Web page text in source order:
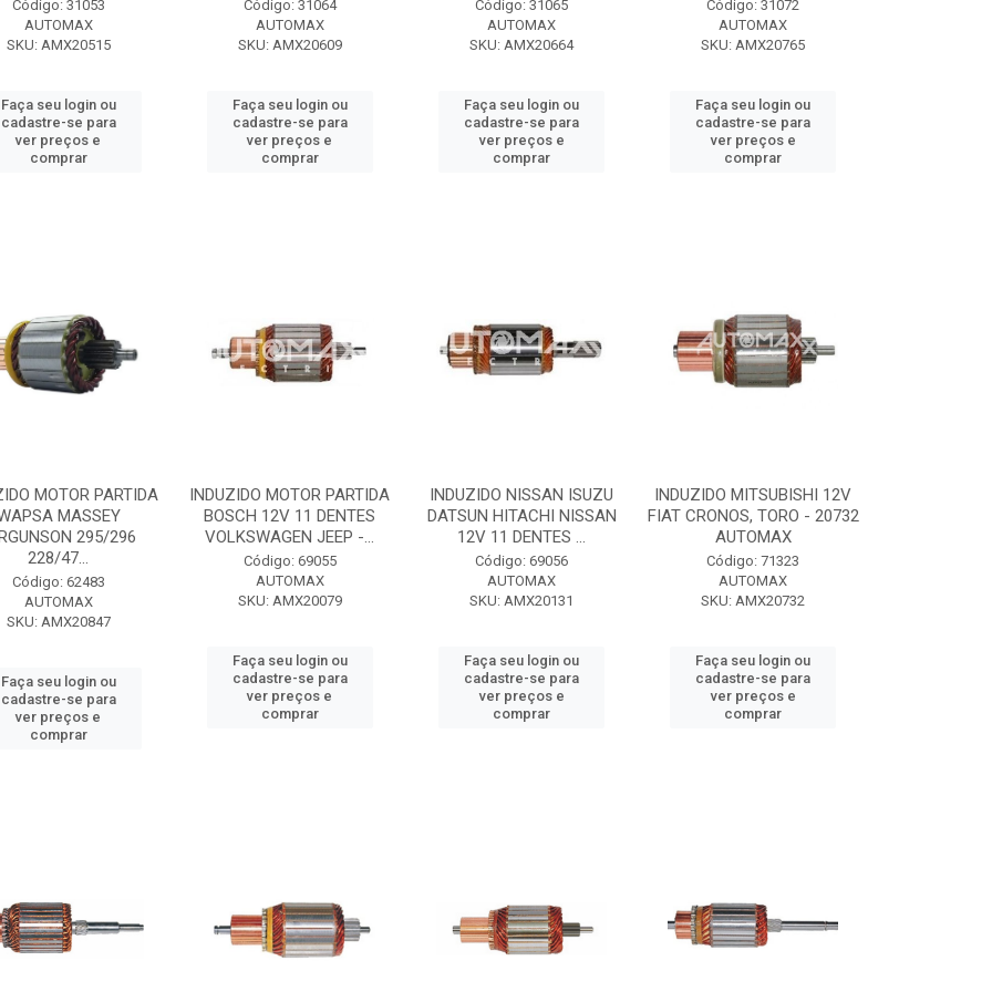
Código: 31053
AUTOMAX
SKU: AMX20515
Faça seu login ou
cadastre-se para
ver preços e
comprar
Código: 31064
AUTOMAX
SKU: AMX20609
Faça seu login ou
cadastre-se para
ver preços e
comprar
Código: 31065
AUTOMAX
SKU: AMX20664
Faça seu login ou
cadastre-se para
ver preços e
comprar
Código: 31072
AUTOMAX
SKU: AMX20765
Faça seu login ou
cadastre-se para
ver preços e
comprar
MOTOR PARTIDA
MASSEY
295/296
228/47...
Código: 62483
AUTOMAX
SKU: AMX20847
Faça seu login ou
cadastre-se para
ver preços e
comprar
INDUZIDO MOTOR PARTIDA
BOSCH 12V 11 DENTES
VOLKSWAGEN JEEP -...
Código: 69055
AUTOMAX
SKU: AMX20079
Faça seu login ou
cadastre-se para
ver preços e
comprar
INDUZIDO NISSAN ISUZU
DATSUN HITACHI NISSAN
12V 11 DENTES ...
Código: 69056
AUTOMAX
SKU: AMX20131
Faça seu login ou
cadastre-se para
ver preços e
comprar
INDUZIDO MITSUBISHI 12V
FIAT CRONOS, TORO - 20732
AUTOMAX
Código: 71323
AUTOMAX
SKU: AMX20732
Faça seu login ou
cadastre-se para
ver preços e
comprar